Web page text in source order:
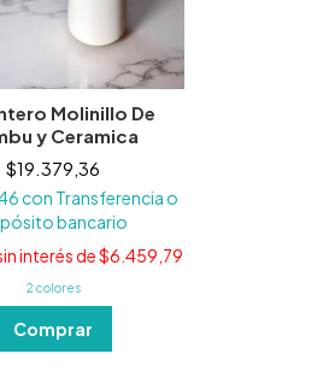
Molinillo De
y Ceramica
$19.379,36
con Transferencia o
bancario
interés de$6.459,79
2 colores
Comprar